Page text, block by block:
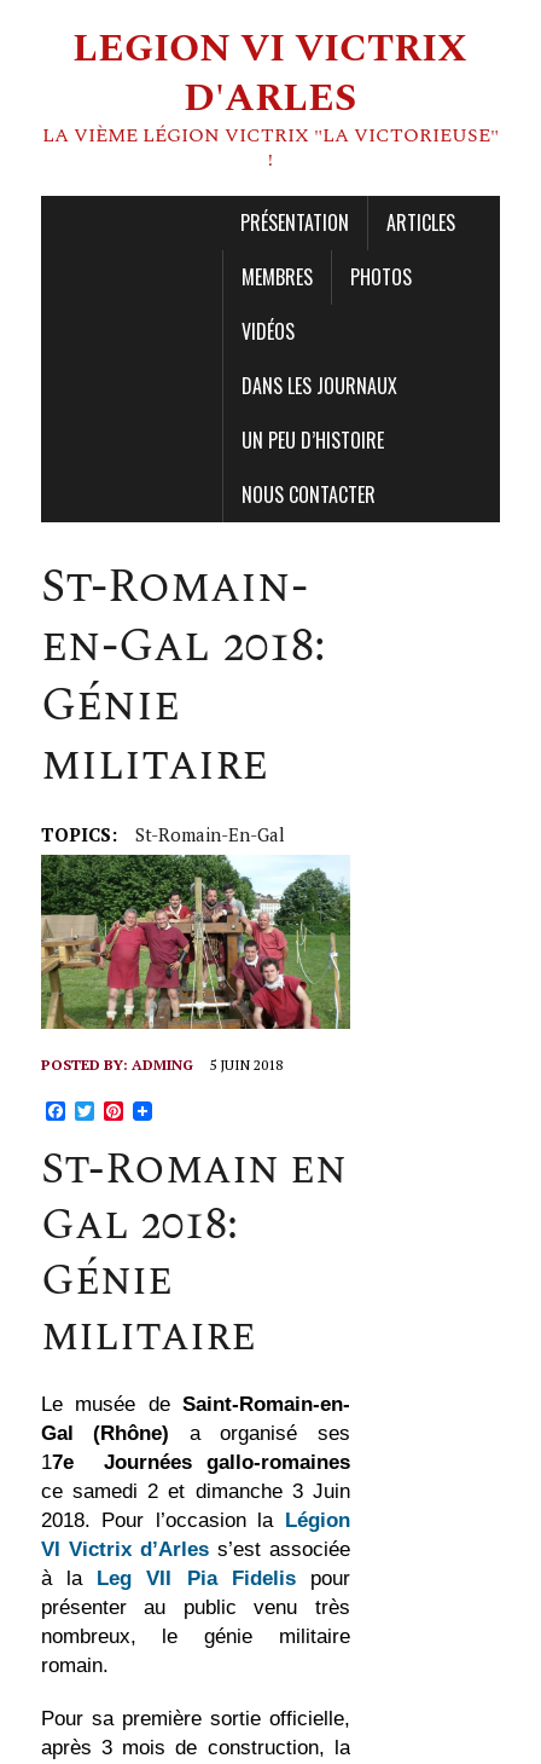
LEGION VI VICTRIX
D'ARLES
LA VIÈME LÉGION VICTRIX "LA VICTORIEUSE"
!
PRÉSENTATION
ARTICLES
MEMBRES
PHOTOS
VIDÉOS
DANS LES JOURNAUX
UN PEU D’HISTOIRE
NOUS CONTACTER
St-Romain-
en-Gal 2018:
Génie
militaire
TOPICS: St-Romain-En-Gal
POSTED BY: ADMING 5 JUIN 2018
F
e
b
o
o
k
T
t
r
P
n
t
e
e
s
t
St-Romain en
Gal 2018:
Génie
militaire
Le musée de Saint-Romain-en-
Gal (Rhône) a organisé ses
17eJournées gallo-romaines
ce samedi 2 et dimanche 3 Juin
2018. Pour l’occasion la
Légion
VI Victrix d’Arless’est associée
à la
Leg VII Pia Fidelispour
présenter au public venu très
nombreux, le génie militaire
romain.
Pour sa première sortie officielle,
après 3 mois de construction, la